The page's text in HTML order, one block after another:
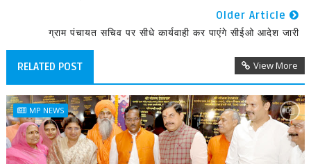
Older Article
ग्राम पंचायत सचिव पर सीधे कार्यवाही कर पाएंगे सीईओ आदेश जारी
RELATED POST View More
MP NEWS